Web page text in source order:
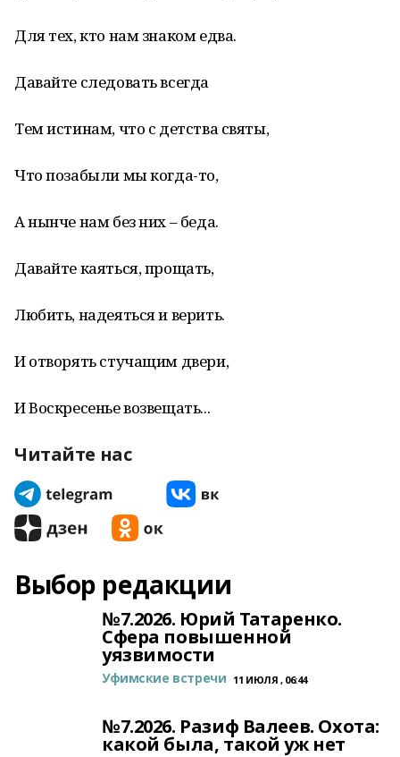
Для тех, кто нам знаком едва.
Давайте следовать всегда
Тем истинам, что с детства святы,
Что позабыли мы когда-то,
А нынче нам без них – беда.
Давайте каяться, прощать,
Любить, надеяться и верить.
И отворять стучащим двери,
И Воскресенье возвещать...
Читайте нас
Выбор редакции
№7.2026. Юрий Татаренко.
Сфера повышенной
уязвимости
Уфимские встречи 11 ИЮЛЯ , 06:44
№7.2026. Разиф Валеев. Охота:
какой была, такой уж нет